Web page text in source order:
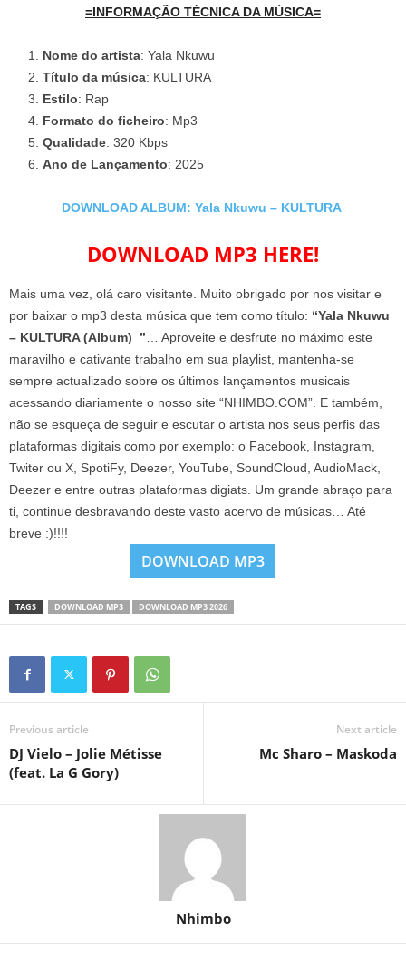
=INFORMAÇÃO TÉCNICA DA MÚSICA=
Nome do artista: Yala Nkuwu
Título da música: KULTURA
Estilo: Rap
Formato do ficheiro: Mp3
Qualidade: 320 Kbps
Ano de Lançamento: 2025
DOWNLOAD ALBUM: Yala Nkuwu – KULTURA
DOWNLOAD MP3 HERE!
Mais uma vez, olá caro visitante. Muito obrigado por nos visitar e
por baixar o mp3 desta música que tem como título: “Yala Nkuwu
– KULTURA (Album) ” … Aproveite e desfrute no máximo este
maravilho e cativante trabalho em sua playlist, mantenha-se
sempre actualizado sobre os últimos lançamentos musicais
acessando diariamente o nosso site “NHIMBO.COM”. E também,
não se esqueça de seguir e escutar o artista nos seus perfis das
plataformas digitais como por exemplo: o Facebook, Instagram,
Twiter ou X, SpotiFy, Deezer, YouTube, SoundCloud, AudioMack,
Deezer e entre outras plataformas digiats. Um grande abraço para
ti, continue desbravando deste vasto acervo de músicas… Até
breve :)!!!!
DOWNLOAD MP3
TAGS DOWNLOAD MP3 DOWNLOAD MP3 2026
Previous article
DJ Vielo – Jolie Métisse
(feat. La G Gory)
Next article
Mc Sharo – Maskoda
Nhimbo